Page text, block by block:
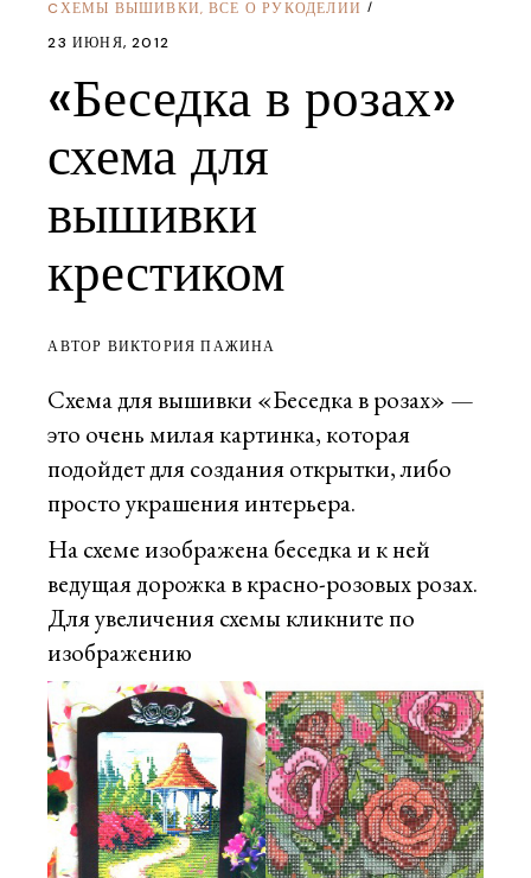
CХЕМЫ ВЫШИВКИ, ВСЕ О РУКОДЕЛИИ
23 ИЮНЯ, 2012
«Беседка в розах»
схема для
вышивки
крестиком
АВТОР ВИКТОРИЯ ПАЖИНА
Схема для вышивки «Беседка в розах» —
это очень милая картинка, которая
подойдет для создания открытки, либо
просто украшения интерьера.
На схеме изображена беседка и к ней
ведущая дорожка в красно-розовых розах.
Для увеличения схемы кликните по
изображению